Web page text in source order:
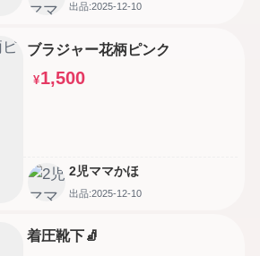
出品:2025-12-10
ブラジャー花柄ピンク
¥1,500
2児ママかほ
出品:2025-12-10
着圧靴下🧦